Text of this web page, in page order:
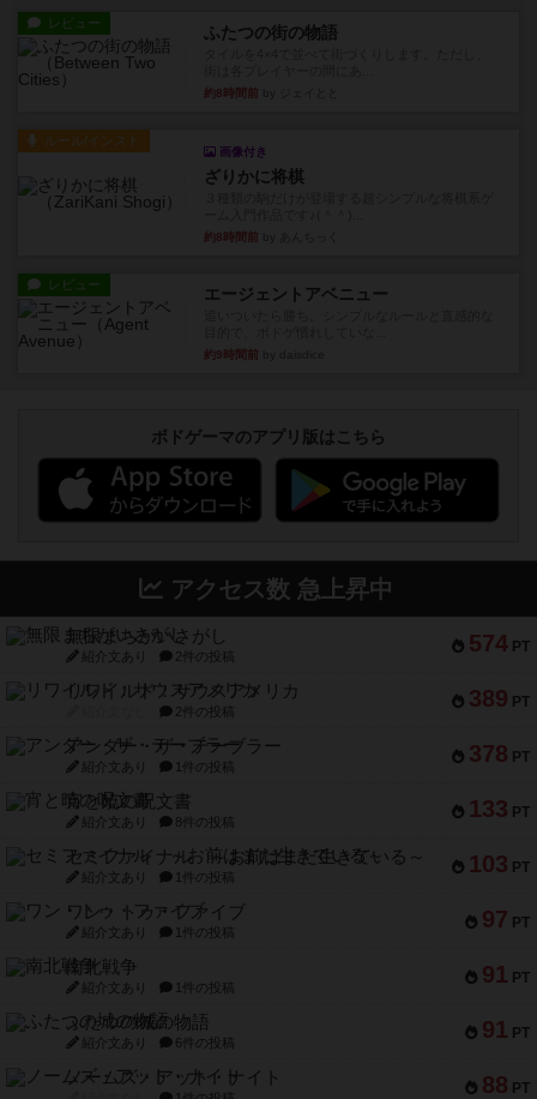
レビュー ふたつの街の物語
約8時間前
ルール/インスト
画像付き
ざりかに将棋
約8時間前
レビュー エージェントアベニュー
約9時間前
ボドゲーマのアプリ版はこちら
アクセス数 急上昇中
574 PT
無限まちがいさがし
紹介文あり 2件の投稿
389 PT
リワイルド：サウスアメリカ
2件の投稿
378 PT
アンダー・ザ・テーブラー
紹介文あり 1件の投稿
133 PT
宵と暁の呪文書
紹介文あり 8件の投稿
103 PT
セミファイナル ～お前はまだ生きている～
紹介文あり 1件の投稿
97 PT
ワン・トゥ・ファイブ
紹介文あり 1件の投稿
91 PT
南北戦争
紹介文あり 1件の投稿
91 PT
ふたつの城の物語
紹介文あり 6件の投稿
88 PT
ノームズ・アット・ナイト